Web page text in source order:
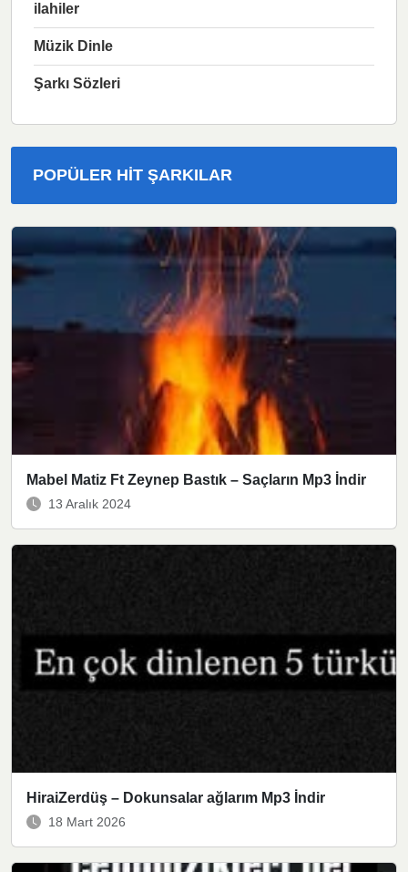
ilahiler
Müzik Dinle
Şarkı Sözleri
POPÜLER HIT ŞARKILAR
Mabel Matiz Ft Zeynep Bastık – Saçların Mp3 İndir
13 Aralık 2024
HiraiZerdüş – Dokunsalar ağlarım Mp3 İndir
18 Mart 2026